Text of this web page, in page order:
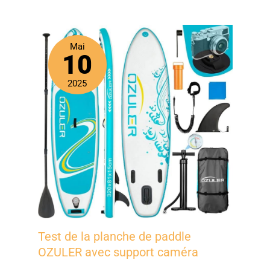
Mai
10
2025
Test de la planche de paddle
OZULER avec support caméra